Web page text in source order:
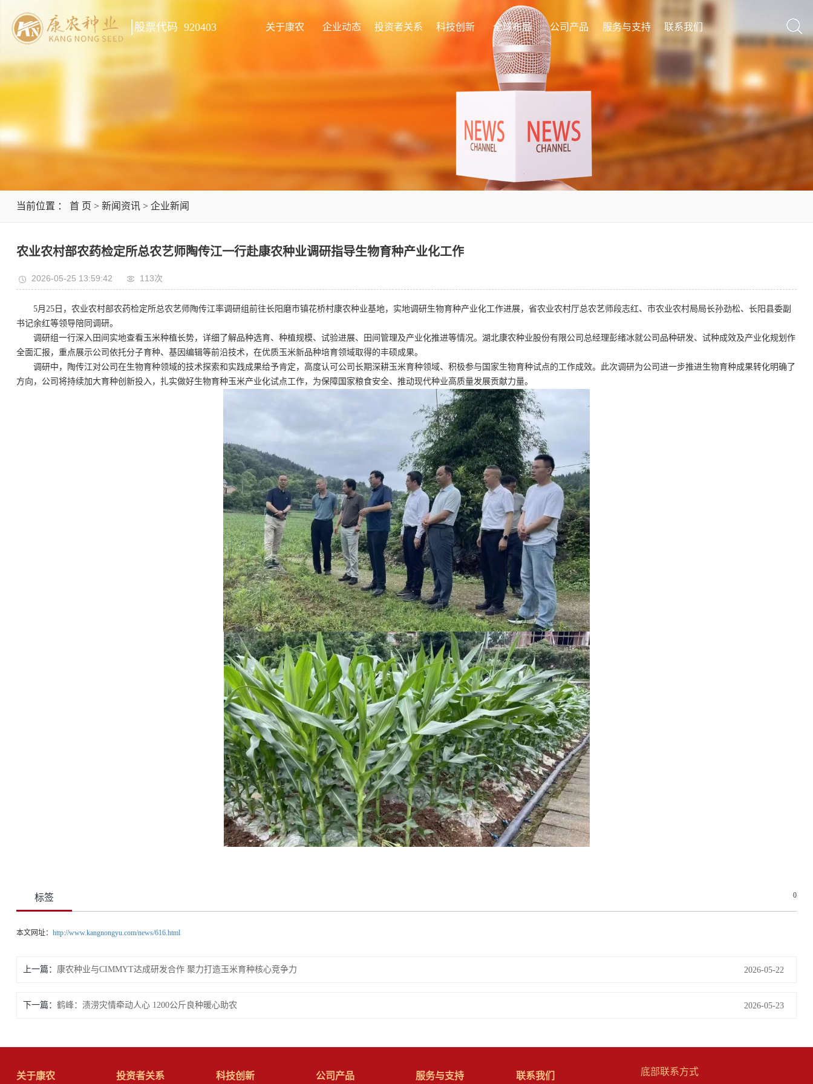
股票代码 920403 关于康农 企业动态 投资者关系 科技创新 全球布局 公司产品 服务与支持 联系我们
当前位置 ： 首 页 > 新闻资讯> 企业新闻
农业农村部农药检定所总农艺师陶传江一行赴康农种业调研指导生物育种产业化工作
2026-05-25 13:59:42 113次
5月25日，农业农村部农药检定所总农艺师陶传江率调研组前往长阳磨市镇花桥村康农种业基地，实地调研生物育种产业化工作进展，省农业农村厅总农艺师段志红、市农业农村局局长孙劲松、长阳县委副
书记余红等领导陪同调研。
调研组一行深入田间实地查看玉米种植长势，详细了解品种选育、种植规模、试验进展、田间管理及产业化推进等情况。湖北康农种业股份有限公司总经理彭绪冰就公司品种研发、试种成效及产业化规划作
全面汇报，重点展示公司依托分子育种、基因编辑等前沿技术，在优质玉米新品种培育领域取得的丰硕成果。
调研中，陶传江对公司在生物育种领域的技术探索和实践成果给予肯定，高度认可公司长期深耕玉米育种领域、积极参与国家生物育种试点的工作成效。此次调研为公司进一步推进生物育种成果转化明确了
方向，公司将持续加大育种创新投入，扎实做好生物育种玉米产业化试点工作，为保障国家粮食安全、推动现代种业高质量发展贡献力量。
标签 0
本文网址： http://www.kangnongyu.com/news/616.html
上一篇： 康农种业与CIMMYT达成研发合作 聚力打造玉米育种核心竞争力 2026-05-22
下一篇： 鹤峰：渍涝灾情牵动人心 1200公斤良种暖心助农 2026-05-23
关于康农 投资者关系 科技创新 公司产品 服务与支持 联系我们 底部联系方式